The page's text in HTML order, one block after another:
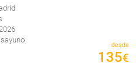
desde
135€